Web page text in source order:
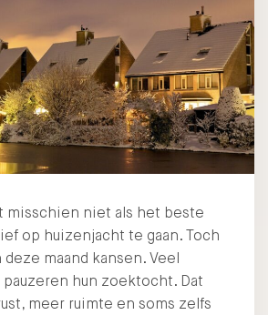
misschien niet als het beste
op huizenjacht te gaan. Toch
maand kansen. Veel
hun zoektocht. Dat
meer ruimte en soms zelfs